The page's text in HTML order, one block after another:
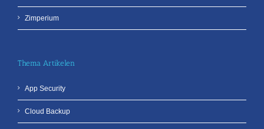
Zimperium
Thema Artikelen
App Security
Cloud Backup